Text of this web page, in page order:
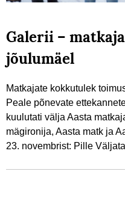
Galerii –
jõulumäel
Matkajate kokkutulek
Peale põnevate
kuulutati välja Aasta
mägironija, Aasta matk ja
23. novembrist: Pille